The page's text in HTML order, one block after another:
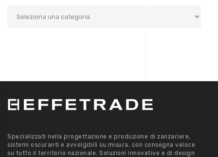
Specializzati nella progettazione e produzione di zanzariere,
sistemi oscuranti e avvolgibili su misura, con consegna veloce
su tutto il territorio nazionale. Soluzioni innovative e di design